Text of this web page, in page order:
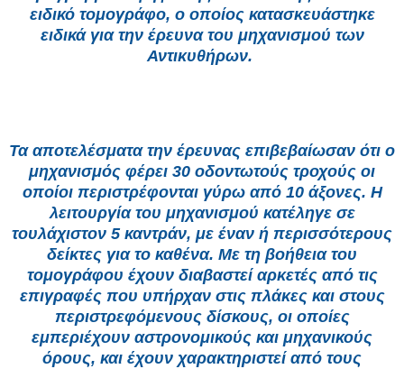
ειδικό τομογράφο, ο οποίος κατασκευάστηκε
ειδικά για την έρευνα του μηχανισμού των
Αντικυθήρων.
Τα αποτελέσματα την έρευνας επιβεβαίωσαν ότι ο
μηχανισμός φέρει 30 οδοντωτούς τροχούς οι
οποίοι περιστρέφονται γύρω από 10 άξονες. Η
λειτουργία του μηχανισμού κατέληγε σε
τουλάχιστον 5 καντράν, με έναν ή περισσότερους
δείκτες για το καθένα. Με τη βοήθεια του
τομογράφου έχουν διαβαστεί αρκετές από τις
επιγραφές που υπήρχαν στις πλάκες και στους
περιστρεφόμενους δίσκους, οι οποίες
εμπεριέχουν αστρονομικούς και μηχανικούς
όρους, και έχουν χαρακτηριστεί από τους